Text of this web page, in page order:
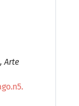
Arte